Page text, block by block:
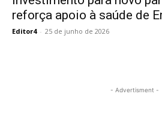
reforça apoio à saúde de
Editor4 - 25 de junho de 2026
- Advertisment -